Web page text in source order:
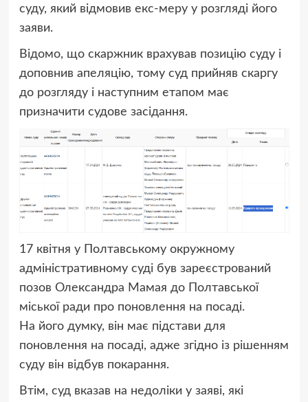
суду, який відмовив екс-меру у розгляді його
заяви.
Відомо, що скаржник врахував позицію суду і
доповнив апеляцію, тому суд прийняв скаргу
до розгляду і наступним етапом має
призначити судове засідання.
17 квітня у Полтавському окружному
адміністративному суді був зареєстрований
позов Олександра Мамая до Полтавської
міської ради про поновлення на посаді.
На його думку, він має підстави для
поновлення на посаді, адже згідно із рішенням
суду він відбув покарання.
Втім, суд вказав на недоліки у заяві, які